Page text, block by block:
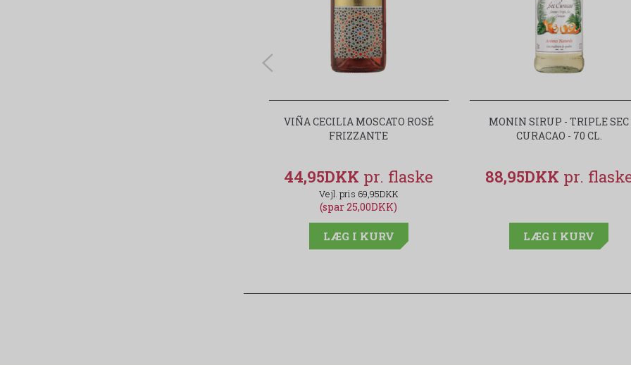
VIÑA CECILIA MOSCATO ROSÉ
FRIZZANTE
44,95DKK
69,95DKK
(spar 25,00DKK)
LÆG I KURV
MONIN SIRUP - TRIPLE SEC
CURACAO - 70 CL.
88,95DKK
LÆG I KURV